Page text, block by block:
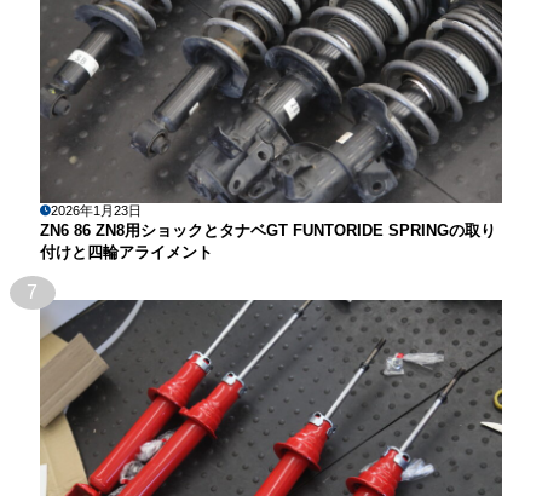
2026年1月23日
ZN6 86 ZN8用ショックとタナベGT FUNTORIDE SPRINGの取り
付けと四輪アライメント
7